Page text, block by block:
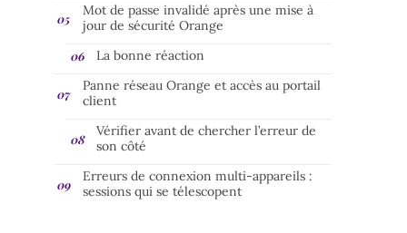
Mot de passe invalidé après une mise à
jour de sécurité Orange
La bonne réaction
Panne réseau Orange et accès au portail
client
Vérifier avant de chercher l’erreur de
son côté
Erreurs de connexion multi-appareils :
sessions qui se télescopent